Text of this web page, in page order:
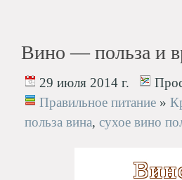
Вино — польза и
29 июля 2014 г.
Правильное питание »
польза вина, сухое вино